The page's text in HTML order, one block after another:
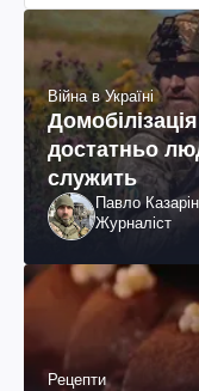
Війна в Україні
достатньо
служить
Павло Казарін
Журналіст
Рецепти